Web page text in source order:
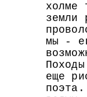
холме
земли
мы -
еще